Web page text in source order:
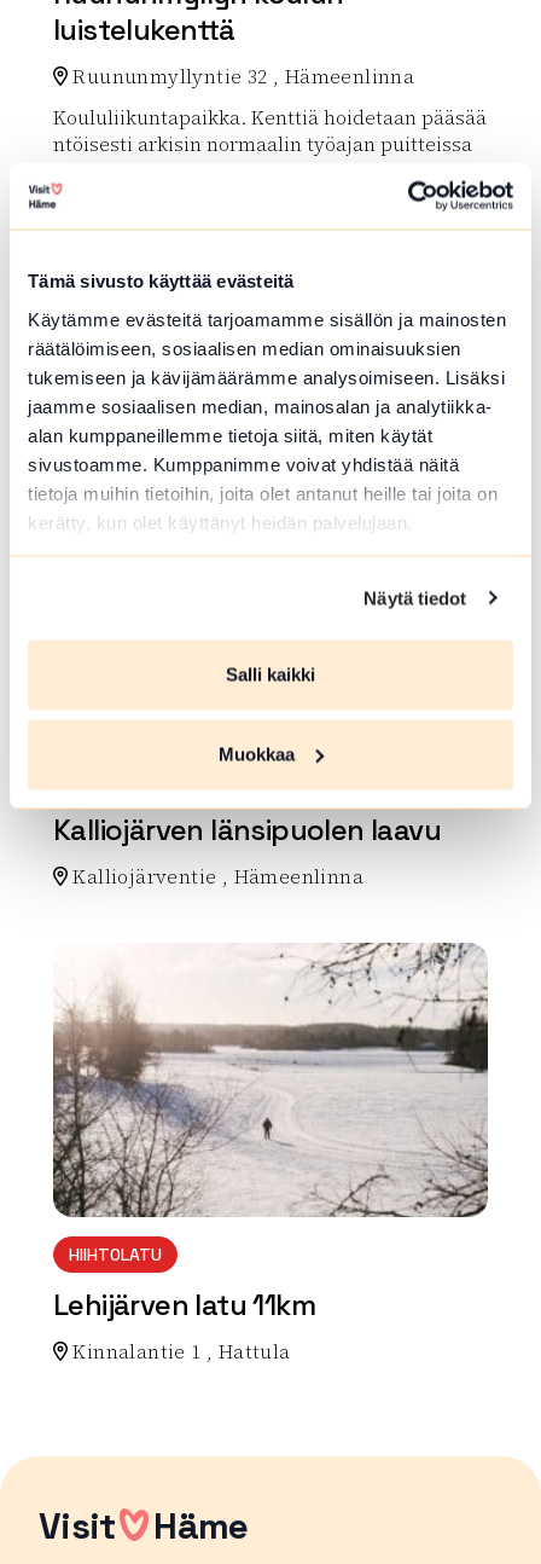
Tämä sivusto käyttää evästeitä
Käytämme evästeitä tarjoamamme sisällön ja mainosten
räätälöimiseen, sosiaalisen median ominaisuuksien
tukemiseen ja kävijämäärämme analysoimiseen. Lisäksi
jaamme sosiaalisen median, mainosalan ja analytiikka-
alan kumppaneillemme tietoja siitä, miten käytät
sivustoamme. Kumppanimme voivat yhdistää näitä
tietoja muihin tietoihin, joita olet antanut heille tai joita on
kerätty, kun olet käyttänyt heidän palvelujaan.
Näytä tiedot
Salli kaikki
Muokkaa
luistelukenttä
Ruununmyllyntie 32 , Hämeenlinna
Koululiikuntapaikka. Kenttiä hoidetaan pääsää
ntöisesti arkisin normaalin työajan puitteissa
Lue lisää luontokohteesta Ruununmyllyn koulun
array(0) { }
FRISBEEGOLFRATA
Kalliojärven länsipuolen laavu
Kalliojärventie , Hämeenlinna
array(0) { }
HIIHTOLATU
Lehijärven latu 11km
Kinnalantie 1 , Hattula
Visit Häme